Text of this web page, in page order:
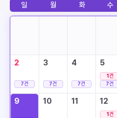
일 월 화 수
2
7건
3
7건
4
7건
5
1건
7건
9 10 11 12
1건